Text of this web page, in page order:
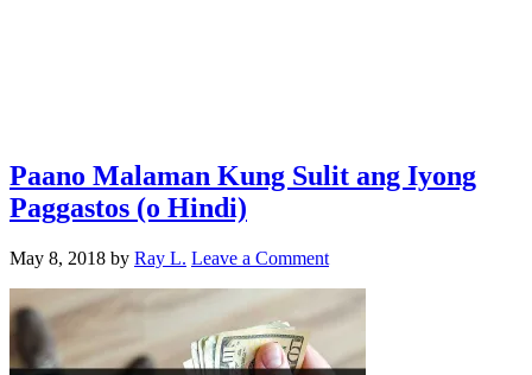
Paano Malaman Kung Sulit ang Iyong
Paggastos (o Hindi)
May 8, 2018 by Ray L. Leave a Comment